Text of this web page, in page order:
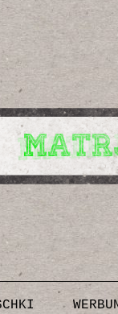
Inspirationen,